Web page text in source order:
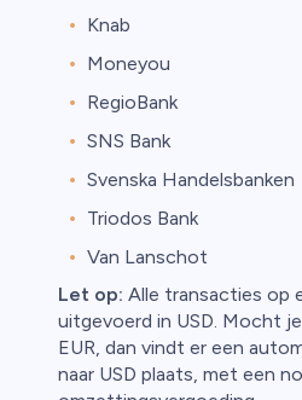
Knab
Moneyou
RegioBank
SNS Bank
Svenska Handelsbanken
Triodos Bank
Van Lanschot
Let op: Alle transacties op
uitgevoerd in USD. Mocht
EUR, dan vindt er een
naar USD plaats, met een